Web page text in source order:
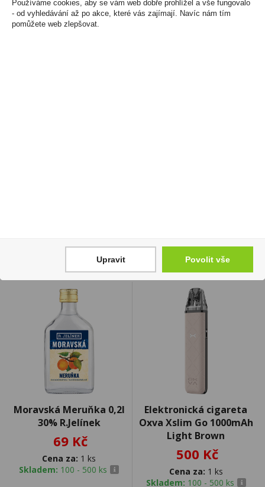
Moravská Meruňka 0,2l
30% R.Jelínek
69 Kč
Cena za: 1 ks
Skladem: 100 - 500 ks
Elektronická cigareta
Oxva Xslim Go 1000mAh
Light Brown
500 Kč
Cena za: 1 ks
Skladem: 100 - 500 ks
Používáme cookies, aby se vám web dobře prohlížel a vše fungovalo
- od vyhledávání až po akce, které vás zajímají. Navíc nám tím
pomůžete web zlepšovat.
Upravit Povolit vše